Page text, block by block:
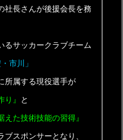
社長さんが後援会長を務
るサッカークラブチーム
市川」
所属する現役選手が
』
と
えた技術技能の習得』
スポンサーとなり、